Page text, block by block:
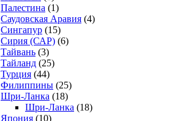
Палестина (1)
Саудовская Аравия (4)
Сингапур (15)
Сирия (САР) (6)
Тайвань (3)
Тайланд (25)
Турция (44)
Филиппины (25)
Шри-Ланка (18)
Шри-Ланка (18)
Япония (10)